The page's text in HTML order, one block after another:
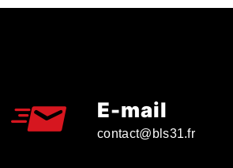
E-mail
contact@bls31.fr